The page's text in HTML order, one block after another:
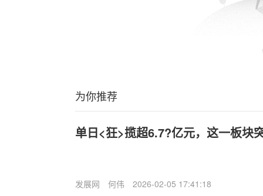
为你推荐
单日<狂>揽超6.7?亿元，这一板块
发展网 何伟 2026-02-05 17:41:18